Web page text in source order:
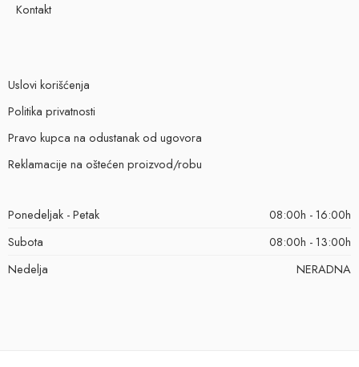
Kontakt
Uslovi korišćenja
Politika privatnosti
Pravo kupca na odustanak od ugovora
Reklamacije na oštećen proizvod/robu
Ponedeljak - Petak
08:00h - 16:00h
Subota
08:00h - 13:00h
Nedelja
NERADNA